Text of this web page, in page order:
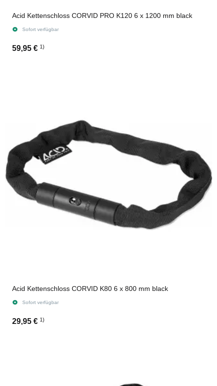
Acid Kettenschloss CORVID PRO K120 6 x 1200 mm black
Sofort verfügbar
59,95 € 1)
Acid Kettenschloss CORVID K80 6 x 800 mm black
Sofort verfügbar
29,95 € 1)